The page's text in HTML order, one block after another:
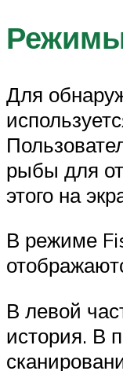
Для
рыбы для
этого на
В режиме
В левой
история. В